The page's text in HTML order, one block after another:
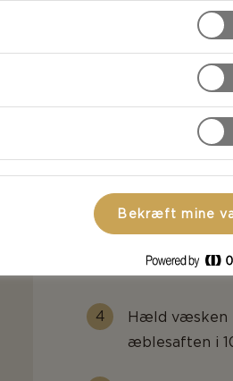
Skær
kernehus.
æblerne er
væsken.
Hæld væsken
æblesaften i
Bekræft mine